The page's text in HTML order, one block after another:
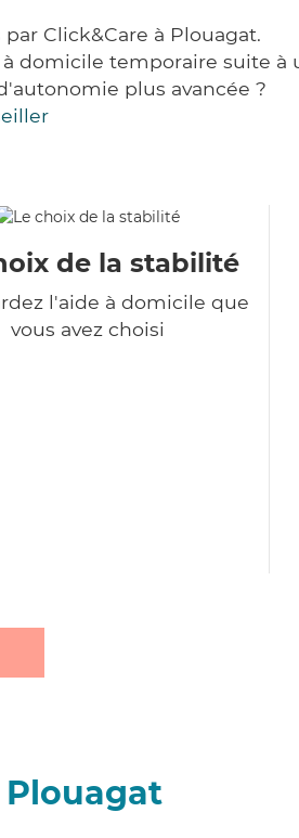
Click&Care à Plouagat.
domicile temporaire suite à
plus avancée ?
de la stabilité
l'aide à domicile que
vous avez choisi
Plouagat